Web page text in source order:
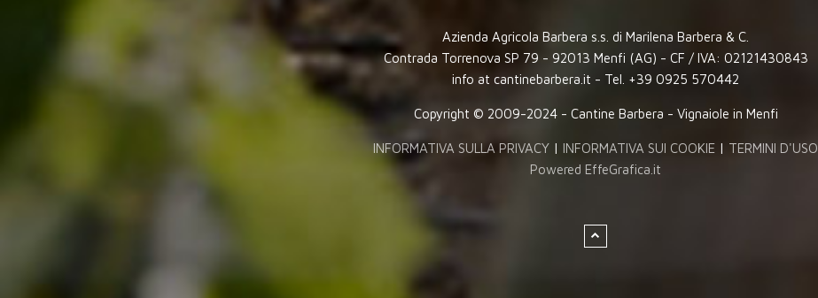
Azienda Agricola Barbera s.s. di Marilena Barbera & C.
Contrada Torrenova SP 79 - 92013 Menfi (AG) - CF / IVA: 02121430843
info at cantinebarbera.it - Tel. +39 0925 570442
Copyright © 2009-2024 - Cantine Barbera - Vignaiole in Menfi
INFORMATIVA SULLA PRIVACY | INFORMATIVA SUI COOKIE | TERMINI D'USO
Powered EffeGrafica.it